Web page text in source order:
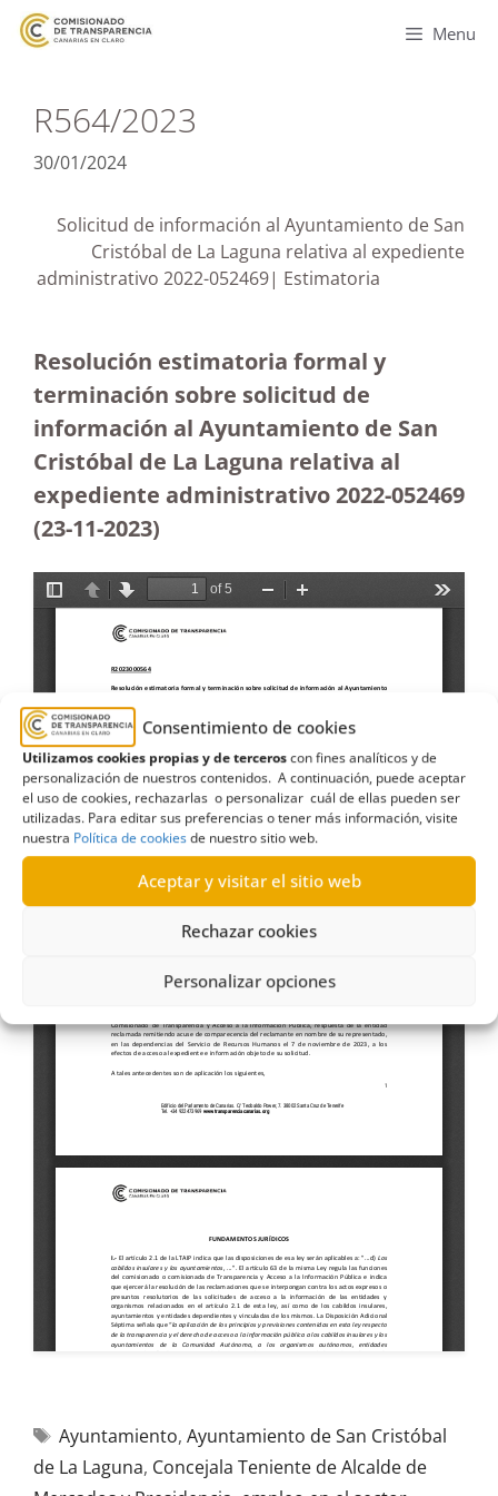
Consentimiento de cookies
Utilizamos cookies propias y de terceroscon fines analíticos y de
personalización de nuestros contenidos. A continuación, puede aceptar
el uso de cookies, rechazarlas o personalizar cuál de ellas pueden ser
utilizadas. Para editar sus preferencias o tener más información, visite
nuestra Política de cookiesde nuestro sitio web.
Aceptar y visitar el sitio web
Rechazar cookies
Personalizar opciones
Menu
R564/2023
30/01/2024
Solicitud de información al Ayuntamiento de San
Cristóbal de La Laguna relativa al expediente
administrativo 2022-052469| Estimatoria
Resolución estimatoria formal y
terminación sobre solicitud de
información al Ayuntamiento de San
Cristóbal de La Laguna relativa al
expediente administrativo 2022-052469
(23-11-2023)
Ayuntamiento, Ayuntamiento de San Cristóbal
de La Laguna, Concejala Teniente de Alcalde de